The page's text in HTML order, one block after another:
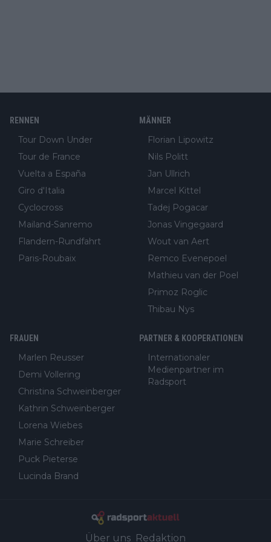
RENNEN
Tour Down Under
Tour de France
Vuelta a España
Giro d'Italia
Cyclocross
Mailand-Sanremo
Flandern-Rundfahrt
Paris-Roubaix
MÄNNER
Florian Lipowitz
Nils Politt
Jan Ullrich
Marcel Kittel
Tadej Pogacar
Jonas Vingegaard
Wout van Aert
Remco Evenepoel
Mathieu van der Poel
Primoz Roglic
Thibau Nys
FRAUEN
Marlen Reusser
Demi Vollering
Christina Schweinberger
Kathrin Schweinberger
Lorena Wiebes
Marie Schreiber
Puck Pieterse
Lucinda Brand
PARTNER & KOOPERATIONEN
Internationaler
Medienpartner im
Radsport
Über uns Redaktion